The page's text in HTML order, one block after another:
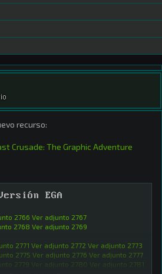
recurso:
Crusade: The Graphic Adventure
EGA
2766 Ver adjunto 2767
2768 Ver adjunto 2769
2771 Ver adjunto 2772 Ver adjunto 2773
2775 Ver adjunto 2776 Ver adjunto 2777
2779 Ver adjunto 2780 Ver adjunto 2781